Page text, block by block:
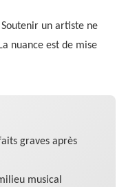
un artiste ne
nuance est de mise
graves après
musical